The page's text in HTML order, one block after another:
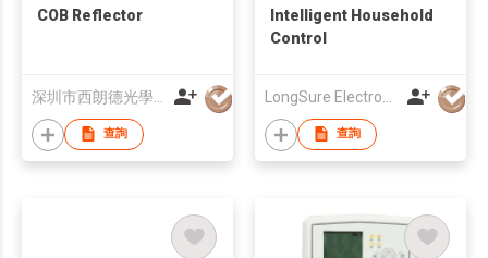
COB Reflector
查詢
Intelligent Household
Control
查詢